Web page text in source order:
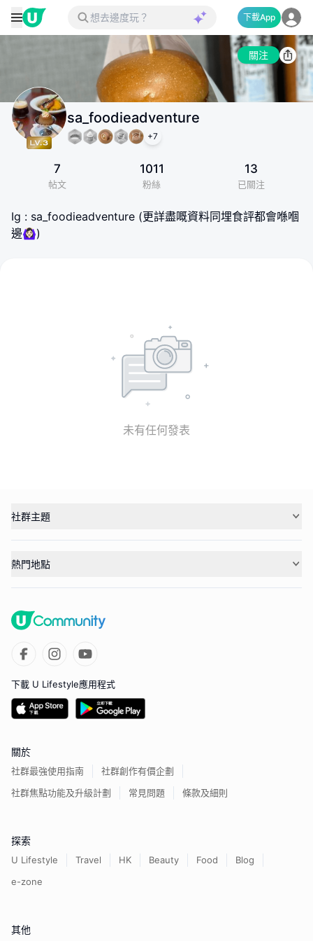
下載App
關注
sa_foodieadventure
+7
7
帖文
1011
粉絲
13
已關注
Ig : sa_foodieadventure (更詳盡嘅資料同埋食評都會喺嗰
邊🙆🏻‍♀️)
未有任何發表
社群主題
熱門地點
下載 U Lifestyle應用程式
關於
社群最強使用指南
社群創作有價企劃
社群焦點功能及升級計劃
常見問題 條款及細則
探索
U Lifestyle Travel HK Beauty Food
Blog
e-zone
其他